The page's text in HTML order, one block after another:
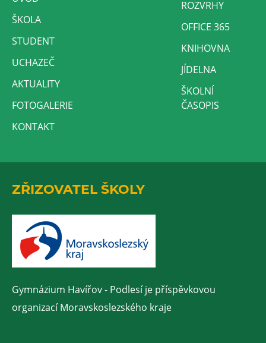
ŠKOLA
STUDENT
UCHAZEČ
AKTUALITY
FOTOGALERIE
KONTAKT
ROZVRHY
OFFICE 365
KNIHOVNA
JÍDELNA
ŠKOLNÍ
ČASOPIS
ZŘIZOVATEL ŠKOLY
Gymnázium Havířov - Podlesí je příspěvkovou
organizací Moravskoslezského kraje